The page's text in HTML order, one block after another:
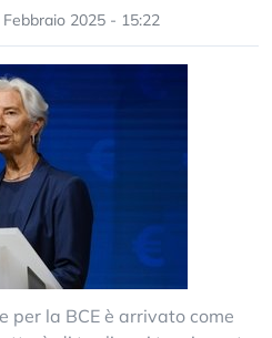
Febbraio 2025 - 15:22
per la BCE è arrivato come